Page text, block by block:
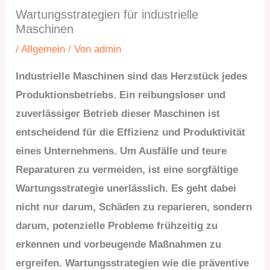
Wartungsstrategien für industrielle
Maschinen
/Allgemein / Vonadmin
Industrielle Maschinen sind das Herzstück jedes
Produktionsbetriebs. Ein reibungsloser und
zuverlässiger Betrieb dieser Maschinen ist
entscheidend für die Effizienz und Produktivität
eines Unternehmens. Um Ausfälle und teure
Reparaturen zu vermeiden, ist eine sorgfältige
Wartungsstrategie unerlässlich. Es geht dabei
nicht nur darum, Schäden zu reparieren, sondern
darum, potenzielle Probleme frühzeitig zu
erkennen und vorbeugende Maßnahmen zu
ergreifen. Wartungsstrategien wie die präventive